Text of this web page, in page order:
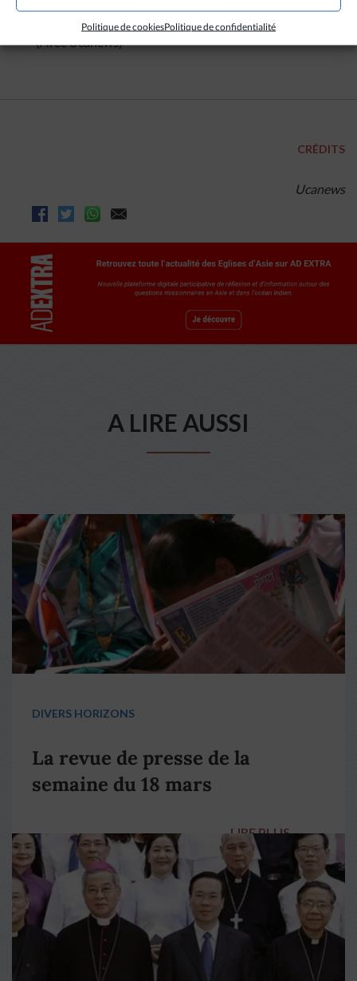
Politique de cookiesPolitique de confidentialité
nourriture et de carburant.
(Avec Ucanews)
CRÉDITS
Ucanews
A LIRE AUSSI
DIVERS HORIZONS
La revue de presse de la
semaine du 18 mars
LIRE PLUS →